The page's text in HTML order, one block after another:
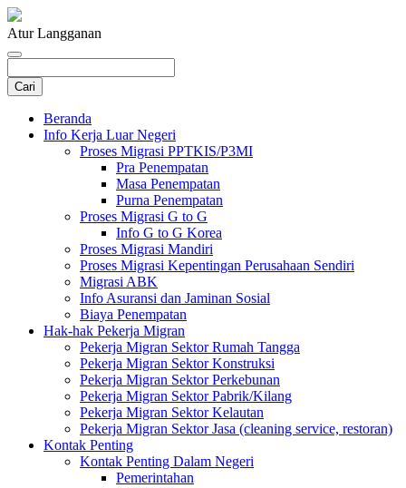
Atur Langganan
Beranda
Info Kerja Luar Negeri
Proses Migrasi PPTKIS/P3MI
Pra Penempatan
Masa Penempatan
Purna Penempatan
Proses Migrasi G to G
Info G to G Korea
Proses Migrasi Mandiri
Proses Migrasi Kepentingan Perusahaan Sendiri
Migrasi ABK
Info Asuransi dan Jaminan Sosial
Biaya Penempatan
Hak-hak Pekerja Migran
Pekerja Migran Sektor Rumah Tangga
Pekerja Migran Sektor Konstruksi
Pekerja Migran Sektor Perkebunan
Pekerja Migran Sektor Pabrik/Kilang
Pekerja Migran Sektor Kelautan
Pekerja Migran Sektor Jasa (cleaning service, restoran)
Kontak Penting
Kontak Penting Dalam Negeri
Pemerintahan